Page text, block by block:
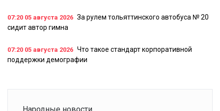
07:20 05 августа 2026 За рулем тольяттинского автобуса № 20
сидит автор гимна
07:20 05 августа 2026 Что такое стандарт корпоративной
поддержки демографии